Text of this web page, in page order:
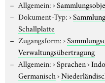
Allgemein:›
Dokument-Typ:›
Schallplatte
Zugangsform:›
Verwaltungsübertragung
Allgemein:›Sprachen›
Germanisch›